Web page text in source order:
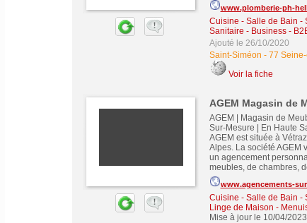
www.plomberie-ph-
Cuisine - Salle de Bain -
Sanitaire - Business -
Ajouté le 26/10/2020
Saint-Siméon - 77
Voir la fiche
AGEM Magasin de
AGEM | Magasin de
Sur-Mesure | En Haute
AGEM est située à
Alpes. La société AGEM
un agencement
meubles, de chambres,
www.agencements-
Cuisine - Salle de Bain -
Linge de Maison -
Mise à jour le 10/04/2023